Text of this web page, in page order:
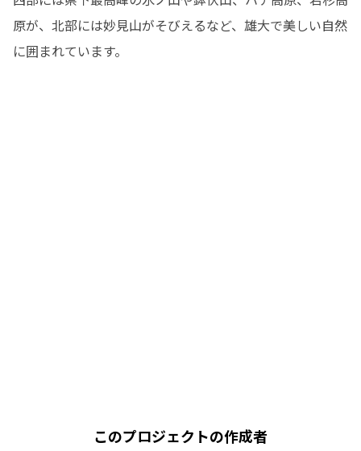
原が、北部には妙見山がそびえるなど、雄大で美しい自然
に囲まれています。
このプロジェクトの作成者